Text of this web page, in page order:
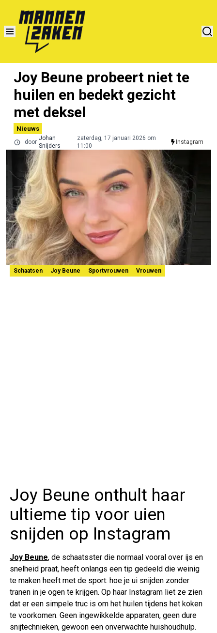
Joy Beune probeert niet te
huilen en bedekt gezicht
met deksel
Nieuws
door
Johan
Snijders
zaterdag, 17 januari 2026 om
11:00
Instagram
Schaatsen Joy Beune Sportvrouwen Vrouwen
Joy Beune onthult haar
ultieme tip voor uien
snijden op Instagram
Joy Beune, de schaatsster die normaal vooral over ijs en
snelheid praat, heeft onlangs een tip gedeeld die weinig
te maken heeft met de sport: hoe je ui snijden zonder
tranen in je ogen te krijgen. Op haar Instagram liet ze zien
dat er een simpele truc is om het huilen tijdens het koken
te voorkomen. Geen ingewikkelde apparaten, geen dure
snijtechnieken, gewoon een onverwachte huishoudhulp.